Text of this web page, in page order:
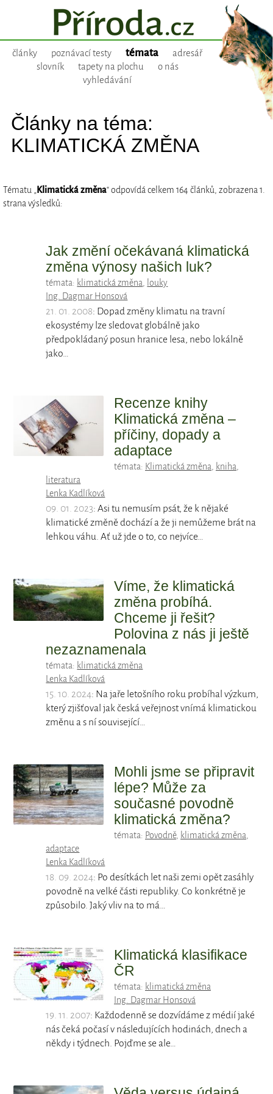
články poznávací testy témata
adresář
slovník
tapety na plochu
o nás
vyhledávání
Články na téma:
KLIMATICKÁ ZMĚNA
Tématu „Klimatická změna“ odpovídá celkem 164 článků, zobrazena 1.
strana výsledků:
Jak změní očekávaná klimatická
změna výnosy našich luk?
témata: klimatická změna, louky
Ing. Dagmar Honsová
21. 01. 2008: Dopad změny klimatu na travní
ekosystémy lze sledovat globálně jako
předpokládaný posun hranice lesa, nebo lokálně
jako…
Recenze knihy
Klimatická změna –
příčiny, dopady a
adaptace
témata: Klimatická změna, kniha,
literatura
Lenka Kadlíková
09. 01. 2023: Asi tu nemusím psát, že k nějaké
klimatické změně dochází a že ji nemůžeme brát na
lehkou váhu. Ať už jde o to, co nejvíce…
Víme, že klimatická
změna probíhá.
Chceme ji řešit?
Polovina z nás ji ještě
nezaznamenala
témata: klimatická změna
Lenka Kadlíková
15. 10. 2024: Na jaře letošního roku probíhal výzkum,
který zjišťoval jak česká veřejnost vnímá klimatickou
změnu a s ní související…
Mohli jsme se připravit
lépe? Může za
současné povodně
klimatická změna?
témata: Povodně, klimatická změna,
adaptace
Lenka Kadlíková
18. 09. 2024: Po desítkách let naši zemi opět zasáhly
povodně na velké části republiky. Co konkrétně je
způsobilo. Jaký vliv na to má…
Klimatická klasifikace
ČR
témata: klimatická změna
Ing. Dagmar Honsová
19. 11. 2007: Každodenně se dozvídáme z médií jaké
nás čeká počasí v následujících hodinách, dnech a
někdy i týdnech. Pojďme se ale…